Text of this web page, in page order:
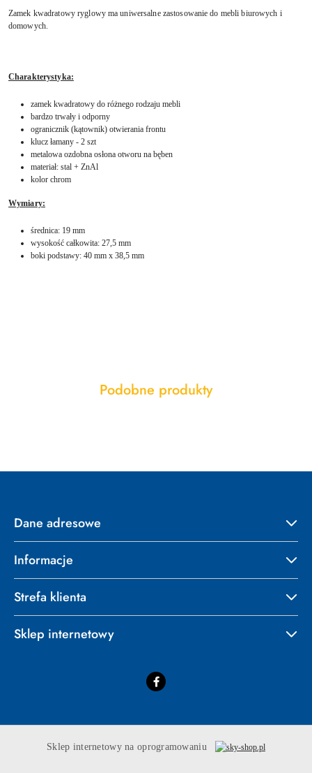
Zamek kwadratowy ryglowy ma uniwersalne zastosowanie do mebli biurowych i
domowych.
Charakterystyka:
zamek kwadratowy do różnego rodzaju mebli
bardzo trwały i odporny
ogranicznik (kątownik) otwierania frontu
klucz łamany - 2 szt
metalowa ozdobna osłona otworu na bęben
materiał: stal + ZnAl
kolor chrom
Wymiary:
średnica: 19 mm
wysokość całkowita: 27,5 mm
boki podstawy: 40 mm x 38,5 mm
Pomiń karuzelę produktów
Produkty
Podobne produkty
Dane adresowe
Informacje
Strefa klienta
Sklep internetowy
Sklep internetowy na oprogramowaniu